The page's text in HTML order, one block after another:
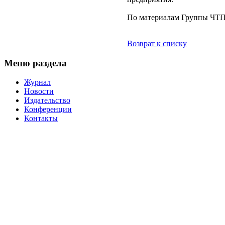
По материалам Группы
Возврат к списку
Меню раздела
Журнал
Новости
Издательство
Конференции
Контакты